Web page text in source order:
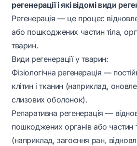
регенерації і які відомі види
Регенерація — це процес
або пошкоджених частин тіла,
тварин.
Види регенерації у тварин:
Фізіологічна регенерація —
клітин і тканин (наприклад,
слизових оболонок).
Репаративна регенерація —
пошкоджених органів або частин
(наприклад, загоєння ран,